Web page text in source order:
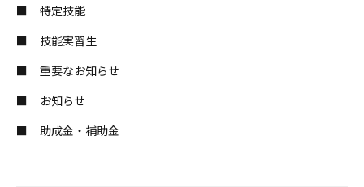
特定技能
技能実習生
重要なお知らせ
お知らせ
助成金・補助金